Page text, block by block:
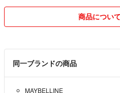
商品につい
同一ブランドの商品
MAYBELLINE